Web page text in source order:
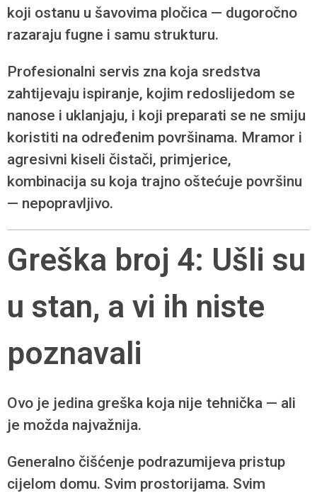
koji ostanu u šavovima pločica — dugoročno
razaraju fugne i samu strukturu.
Profesionalni servis zna koja sredstva
zahtijevaju ispiranje, kojim redoslijedom se
nanose i uklanjaju, i koji preparati se ne smiju
koristiti na određenim površinama. Mramor i
agresivni kiseli čistači, primjerice,
kombinacija su koja trajno oštećuje površinu
— nepopravljivo.
Greška broj 4: Ušli su
u stan, a vi ih niste
poznavali
Ovo je jedina greška koja nije tehnička — ali
je možda najvažnija.
Generalno čišćenje podrazumijeva pristup
cijelom domu. Svim prostorijama. Svim